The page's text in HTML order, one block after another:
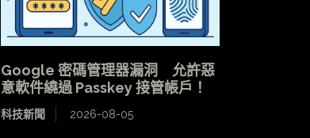
Google 密碼管理器漏洞 允許惡
意軟件繞過 Passkey 接管帳戶！
科技新聞 2026-08-05